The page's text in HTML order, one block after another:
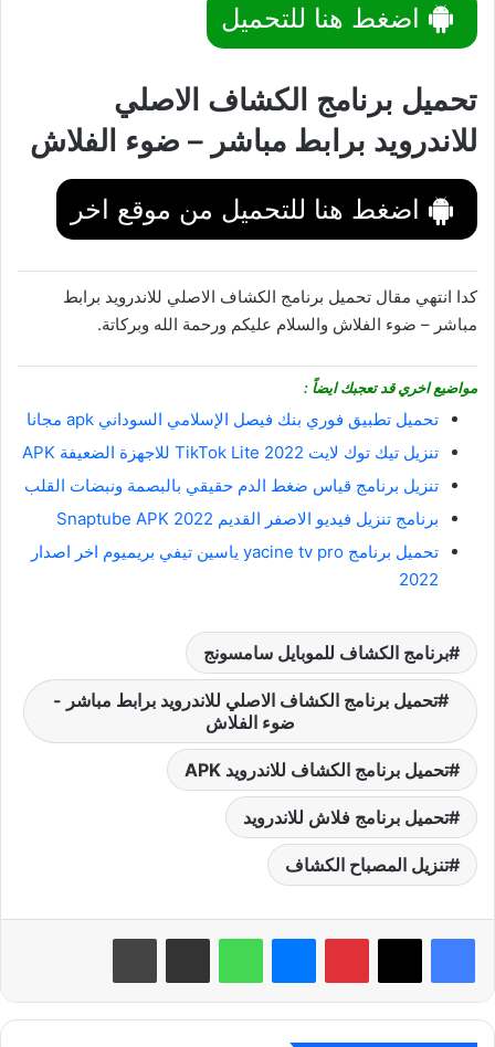
اضغط هنا للتحميل
تحميل برنامج الكشاف الاصلي
للاندرويد برابط مباشر – ضوء الفلاش
اضغط هنا للتحميل من موقع اخر
كدا انتهي مقال تحميل برنامج الكشاف الاصلي للاندرويد برابط
مباشر – ضوء الفلاش والسلام عليكم ورحمة الله وبركاتة.
مواضيع اخري قد تعجبك ايضاً :
تحميل تطبيق فوري بنك فيصل الإسلامي السوداني apk مجانا
تنزيل تيك توك لايت 2022 TikTok Lite للاجهزة الضعيفة APK
تنزيل برنامج قياس ضغط الدم حقيقي بالبصمة ونبضات القلب
برنامج تنزيل فيديو الاصفر القديم Snaptube APK 2022
تحميل برنامج yacine tv pro ياسين تيفي بريميوم اخر اصدار
2022
برنامج الكشاف للموبايل سامسونج
تحميل برنامج الكشاف الاصلي للاندرويد برابط مباشر -
ضوء الفلاش
تحميل برنامج الكشاف للاندرويد APK
تحميل برنامج فلاش للاندرويد
تنزيل المصباح الكشاف
بينتيريست واتساب